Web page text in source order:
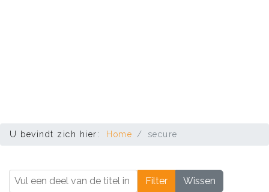
U bevindt zich hier: Home secure
Vul een deel van de titel inFilter
Wissen